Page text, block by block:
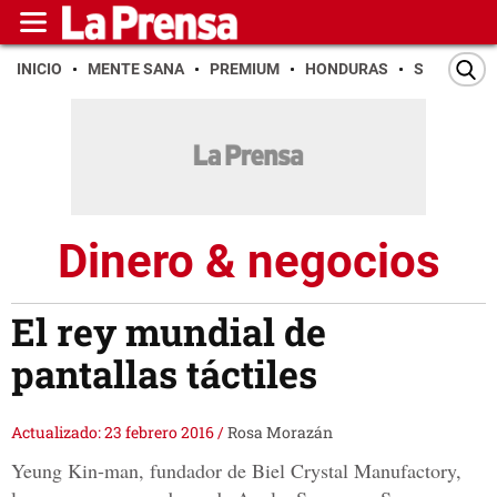
INICIO MENTE SANA PREMIUM HONDURAS SAN PEDRO
Dinero & negocios
El rey mundial de
pantallas táctiles
Actualizado: 23 febrero 2016/Rosa Morazán
Yeung Kin-man, fundador de Biel Crystal Manufactory,